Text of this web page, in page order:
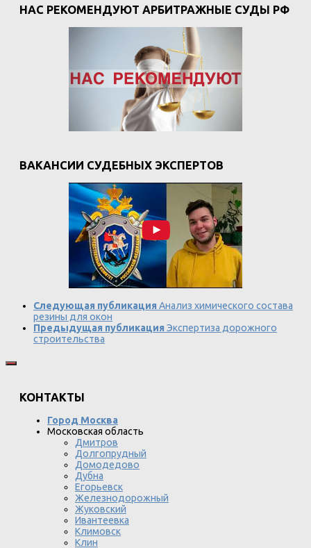
НАС РЕКОМЕНДУЮТ АРБИТРАЖНЫЕ СУДЫ РФ
ВАКАНСИИ СУДЕБНЫХ ЭКСПЕРТОВ
Следующая публикация Анализ химического состава
резины для окон
Предыдущая публикация Экспертиза дорожного
строительства
КОНТАКТЫ
Город Москва
Московская область
Дмитров
Долгопрудный
Домодедово
Дубна
Егорьевск
Железнодорожный
Жуковский
Ивантеевка
Климовск
Клин